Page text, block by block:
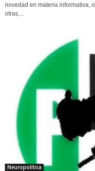
novedad en materia informativa,
otras,...
Neuropolítica